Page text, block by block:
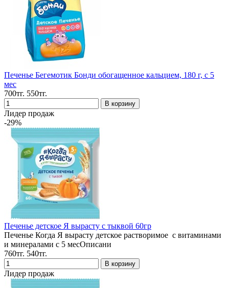
Печенье Бегемотик Бонди обогащенное кальцием, 180 г, с 5
мес
700тг. 550тг.
Лидер продаж
-29%
Печенье детское Я вырасту с тыквой 60гр
Печенье Когда Я вырасту детское растворимое с витаминами
и минералами с 5 месОписани
760тг. 540тг.
Лидер продаж